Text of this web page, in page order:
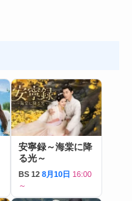
安寧録～海棠に降
る光～
BS 12 8月10日 16:00
～